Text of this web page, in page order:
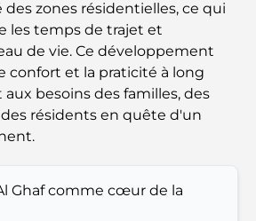
de Business Bay, à Dubaï :
avec vue à Dubaï : un parfait
et de paysages
exceptionnelles à
zones résidentielles, ce qui
les temps de trajet et
de vie. Ce développement
confort et la praticité à long
besoins des familles, des
résidents en quête d'un
Ghaf comme cœur de la